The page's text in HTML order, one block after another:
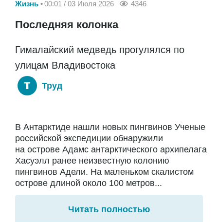
Жизнь 00:01 / 03 Июля 2026 4346
Последняя колонка
Гималайский медведь прогулялся по
улицам Владивостока
Труд
В Антарктиде нашли новых пингвинов Ученые
российской экспедиции обнаружили
на острове Адамс антарктического архипелага
Хасуэлл ранее неизвестную колонию
пингвинов Адели. На маленьком скалистом
острове длиной около 100 метров...
Читать полностью